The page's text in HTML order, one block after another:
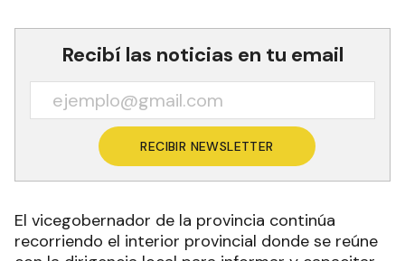
Recibí las noticias en tu email
RECIBIR NEWSLETTER
El vicegobernador de la provincia continúa
recorriendo el interior provincial donde se reúne